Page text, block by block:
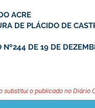
ACRE
DE PLÁCIDO DE
Nº244 DE 19 DE
substitui o publicado no